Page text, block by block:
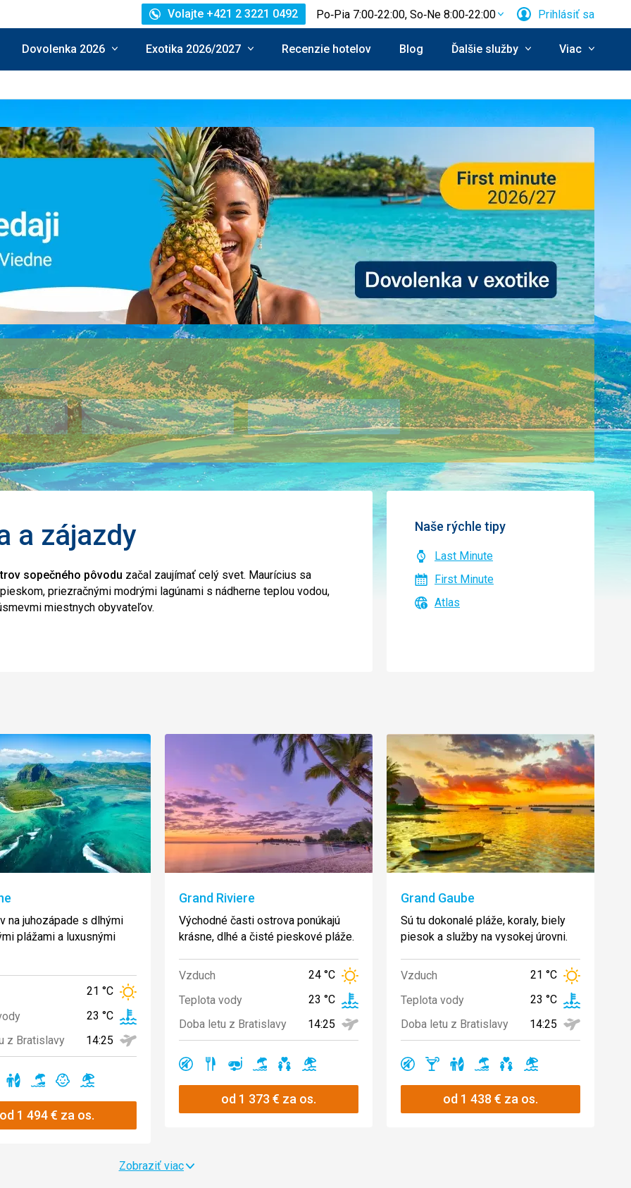
Volajte +421 2 3221 0492 Po‑Pia 7:00‑22:00, So‑Ne 8:00‑22:00 Prihlásiť sa
Dovolenka 2026 Exotika 2026/2027 Recenzie hotelov Blog Ďalšie služby Viac
a zájazdy
sopečného pôvodu začal zaujímať celý svet. Maurícius sa
priezračnými modrými lagúnami s nádherne teplou vodou,
miestnych obyvateľov.
Naše rýchle tipy
Last Minute
First Minute
Atlas
na juhozápade s dlhými
plážami a luxusnými
21 °C
23 °C
z Bratislavy
14:25
AnoAnoAnoAno
od 1 494€ za os.
Grand Riviere
Východné časti ostrova ponúkajú
krásne, dlhé a čisté pieskové pláže.
Vzduch
24 °C
Teplota vody
23 °C
Doba letu z Bratislavy
14:25
AnoAnoAnoAnoAnoAno
od 1 373 € za os.
Grand Gaube
Sú tu dokonalé pláže, koraly, biely
piesok a služby na vysokej úrovni.
Vzduch
21 °C
Teplota vody
23 °C
Doba letu z Bratislavy
14:25
AnoAnoAnoAnoAnoAno
od 1 438 € za os.
Zobraziť viac